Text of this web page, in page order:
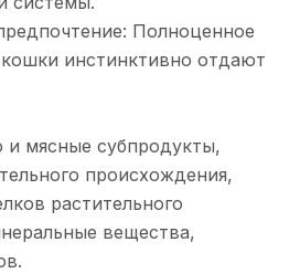
Полноценное
инстинктивно отдают
и мясные субпродукты,
происхождения,
растительного
вещества,